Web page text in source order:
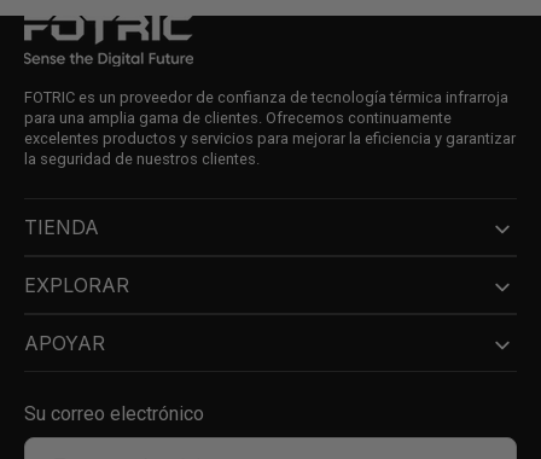
FOTRIC es un proveedor de confianza de tecnología térmica infrarroja
para una amplia gama de clientes. Ofrecemos continuamente
excelentes productos y servicios para mejorar la eficiencia y garantizar
la seguridad de nuestros clientes.
TIENDA
EXPLORAR
APOYAR
Su correo electrónico
Tu